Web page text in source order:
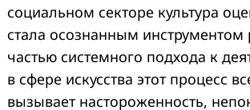
социальном секторе культура
стала осознанным инструментом
частью системного подхода к
в сфере искусства этот процесс
вызывает настороженность,